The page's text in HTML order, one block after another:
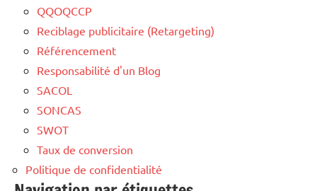
QQOQCCP
Reciblage publicitaire (Retargeting)
Référencement
Responsabilité d'un Blog
SACOL
SONCAS
SWOT
Taux de conversion
Politique de confidentialité